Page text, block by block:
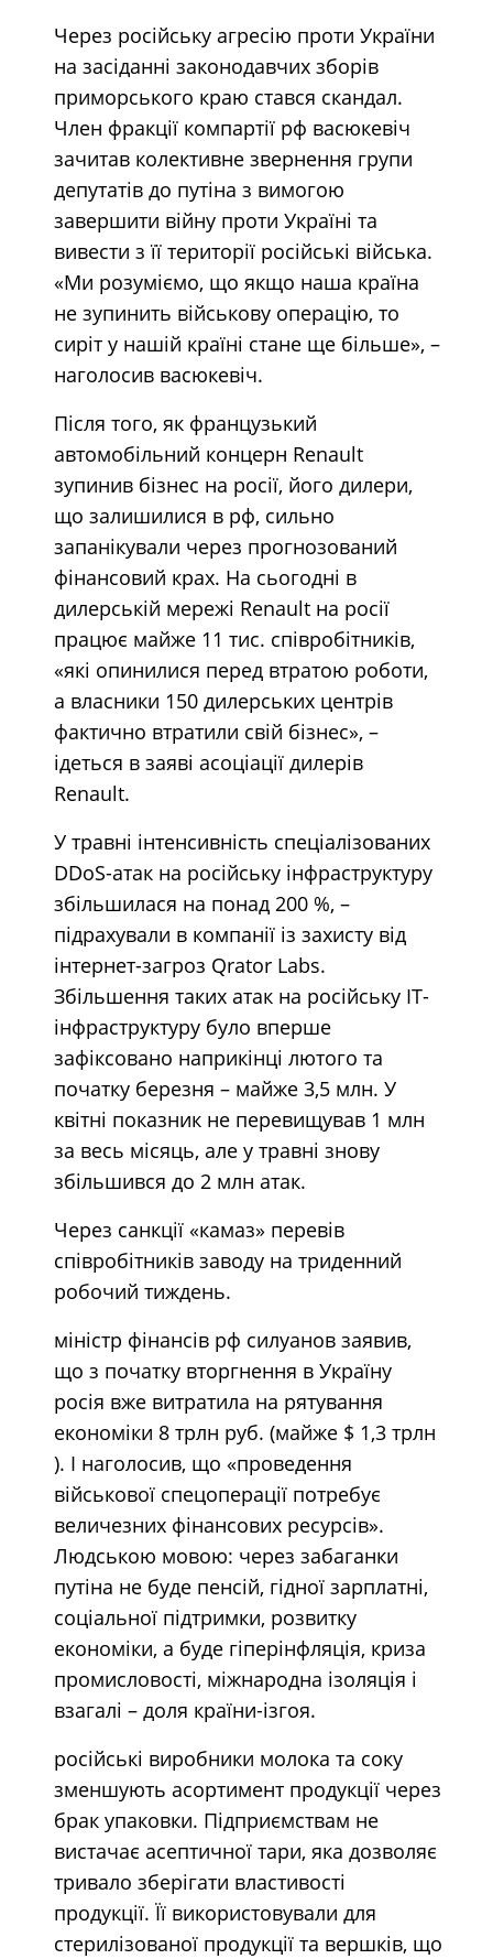
Через російську агресію проти України
на засіданні законодавчих зборів
приморського краю стався скандал.
Член фракції компартії рф васюкевіч
зачитав колективне звернення групи
депутатів до путіна з вимогою
завершити війну проти Україні та
вивести з її території російські війська.
«Ми розуміємо, що якщо наша країна
не зупинить військову операцію, то
сиріт у нашій країні стане ще більше», –
наголосив васюкевіч.
Після того, як французький
автомобільний концерн Renault
зупинив бізнес на росії, його дилери,
що залишилися в рф, сильно
запанікували через прогнозований
фінансовий крах. На сьогодні в
дилерській мережі Renault на росії
працює майже 11 тис. співробітників,
«які опинилися перед втратою роботи,
а власники 150 дилерських центрів
фактично втратили свій бізнес», –
ідеться в заяві асоціації дилерів
Renault.
У травні інтенсивність спеціалізованих
DDoS-атак на російську інфраструктуру
збільшилася на понад 200 %, –
підрахували в компанії із захисту від
інтернет-загроз Qrator Labs.
Збільшення таких атак на російську IT-
інфраструктуру було вперше
зафіксовано наприкінці лютого та
початку березня – майже 3,5 млн. У
квітні показник не перевищував 1 млн
за весь місяць, але у травні знову
збільшився до 2 млн атак.
Через санкції «камаз» перевів
співробітників заводу на триденний
робочий тиждень.
міністр фінансів рф силуанов заявив,
що з початку вторгнення в Україну
росія вже витратила на рятування
економіки 8 трлн руб. (майже $ 1,3 трлн
). І наголосив, що «проведення
військової спецоперації потребує
величезних фінансових ресурсів».
Людською мовою: через забаганки
путіна не буде пенсій, гідної зарплатні,
соціальної підтримки, розвитку
економіки, а буде гіперінфляція, криза
промисловості, міжнародна ізоляція і
взагалі – доля країни-ізгоя.
російські виробники молока та соку
зменшують асортимент продукції через
брак упаковки. Підприємствам не
вистачає асептичної тари, яка дозволяє
тривало зберігати властивості
продукції. Її використовували для
стерилізованої продукції та вершків, що